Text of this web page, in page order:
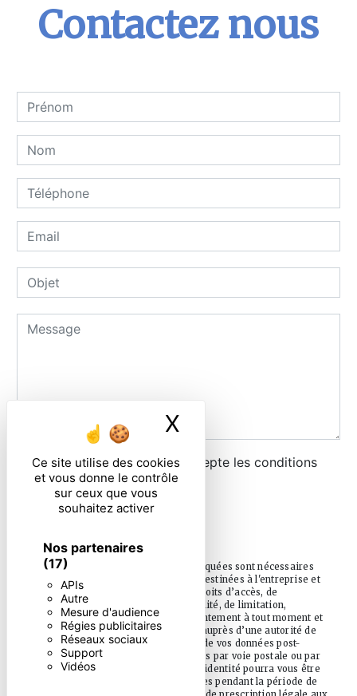
Ce site utilise des cookies
et vous donne le contrôle
sur ceux que vous
souhaitez activer
Nos partenaires
(17)
APIs
Autre
Mesure d'audience
Régies publicitaires
Réseaux sociaux
Support
Vidéos
X
Contactez nous
En cochant cette case, j'accepte les conditions
particulières ci-dessous **
** Les données personnelles communiquées sont nécessaires
aux fins de vous contacter. Elles sont destinées à l'entreprise et
ses sous-traitants. Vous disposez de droits d’accès, de
rectification, d’effacement, de portabilité, de limitation,
d’opposition, de retrait de votre consentement à tout moment et
du droit d’introduire une réclamation auprès d’une autorité de
contrôle, ainsi que d’organiser le sort de vos données post-
mortem. Vous pouvez exercer ces droits par voie postale ou par
courrier électronique. Un justificatif d'identité pourra vous être
demandé. Nous conservons vos données pendant la période de